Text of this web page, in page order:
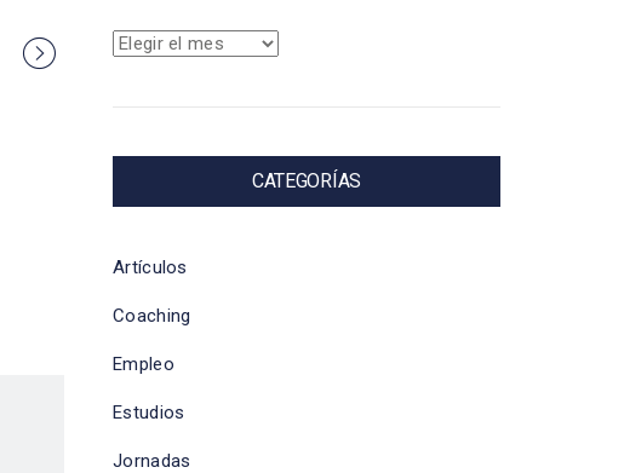
Archivos
CATEGORÍAS
Artículos
Coaching
Empleo
Estudios
Jornadas